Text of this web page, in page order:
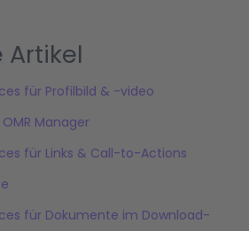
Artikel
für Profilbild & -video
Manager
für Links & Call-to-Actions
für Dokumente im Download-